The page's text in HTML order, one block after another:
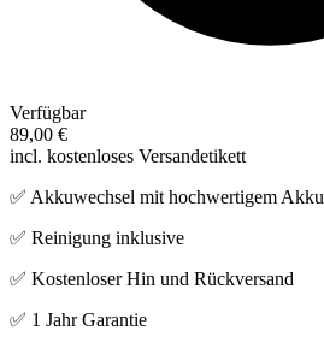
Verfügbar
89,00 €
incl. kostenloses Versandetikett
✅ Akkuwechsel mit hochwertigem Akku
✅ Reinigung inklusive
✅ Kostenloser Hin und Rückversand
✅ 1 Jahr Garantie